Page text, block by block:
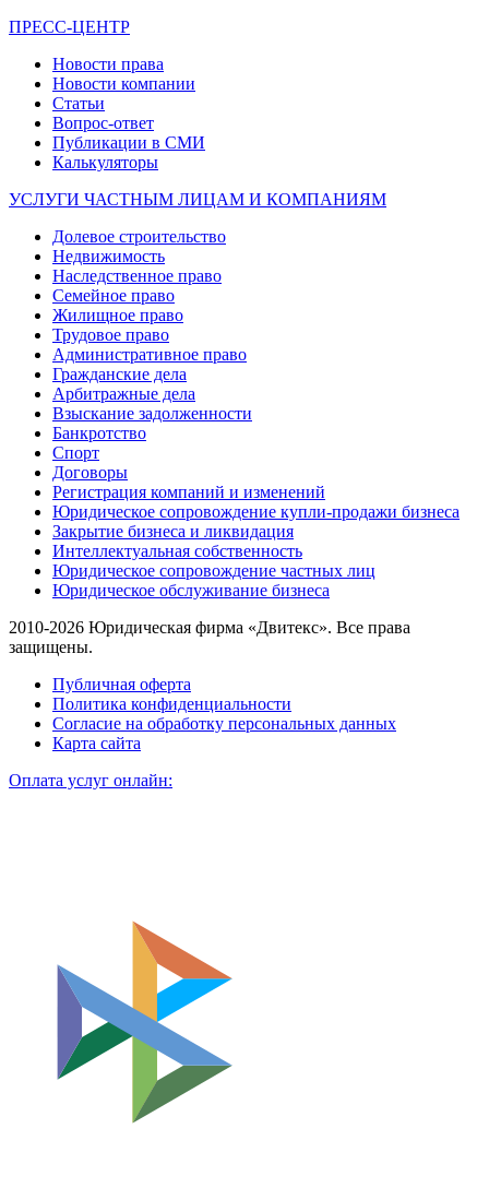
ПРЕСС-ЦЕНТР
Новости права
Новости компании
Статьи
Вопрос-ответ
Публикации в СМИ
Калькуляторы
УСЛУГИ ЧАСТНЫМ ЛИЦАМ И КОМПАНИЯМ
Долевое строительство
Недвижимость
Наследственное право
Семейное право
Жилищное право
Трудовое право
Административное право
Гражданские дела
Арбитражные дела
Взыскание задолженности
Банкротство
Спорт
Договоры
Регистрация компаний и изменений
Юридическое сопровождение купли-продажи бизнеса
Закрытие бизнеса и ликвидация
Интеллектуальная собственность
Юридическое сопровождение частных лиц
Юридическое обслуживание бизнеса
2010-2026 Юридическая фирма «Двитекс». Все права
защищены.
Публичная оферта
Политика конфиденциальности
Согласие на обработку персональных данных
Карта сайта
Оплата услуг онлайн: